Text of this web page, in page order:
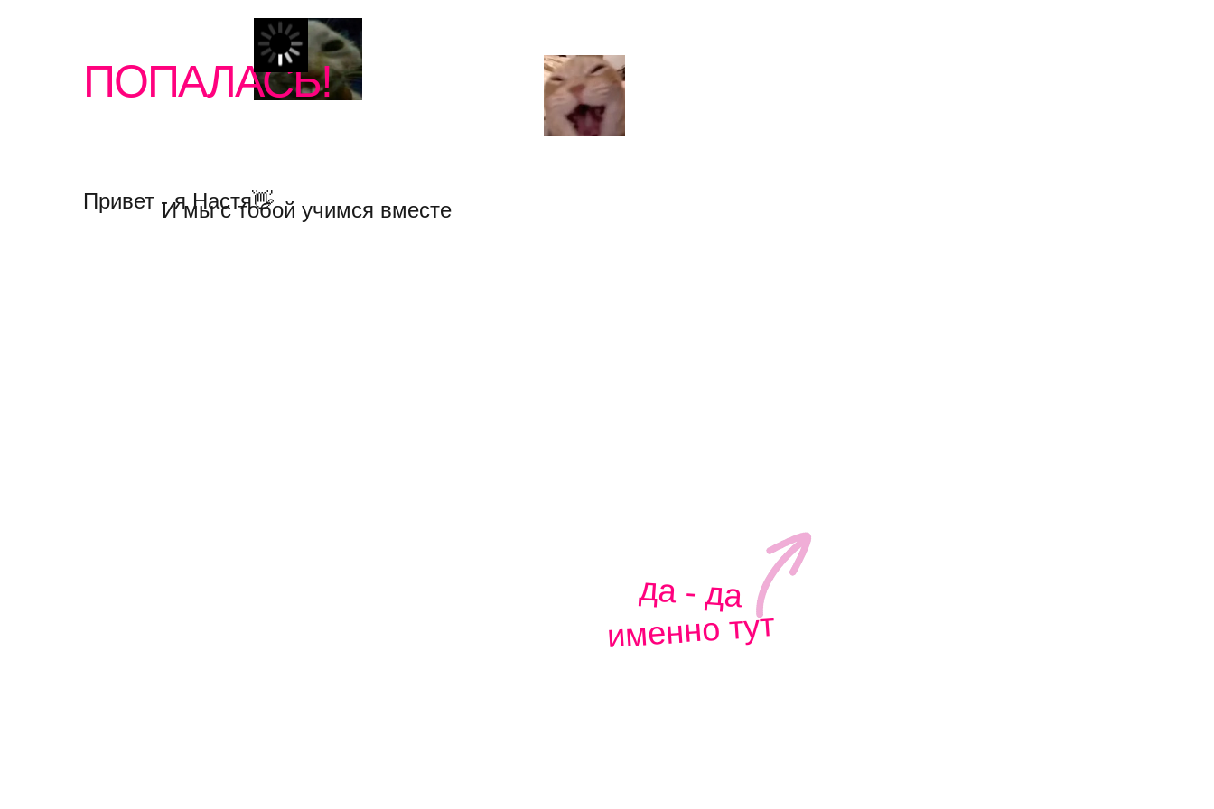
Привет - я Настя👋
И мы с тобой учимся вместе
да - да
именно тут
ПОПАЛАСЬ!